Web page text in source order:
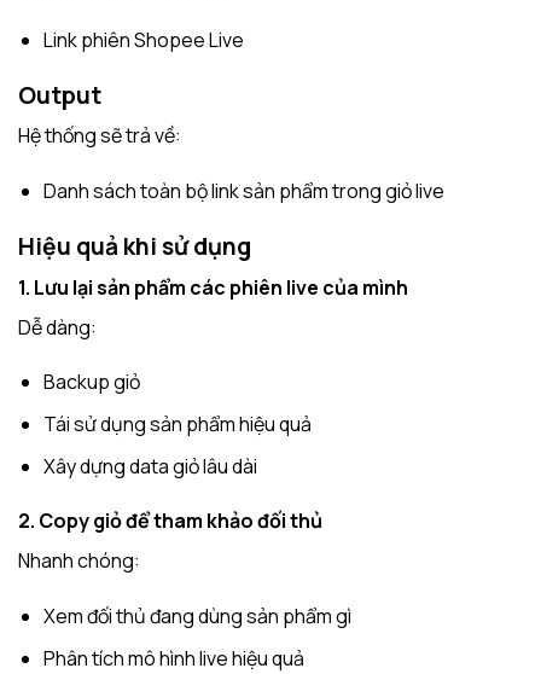
Link phiên Shopee Live
Output
Hệ thống sẽ trả về:
Danh sách toàn bộ link sản phẩm trong giỏ live
Hiệu quả khi sử dụng
1. Lưu lại sản phẩm các phiên live của mình
Dễ dàng:
Backup giỏ
Tái sử dụng sản phẩm hiệu quả
Xây dựng data giỏ lâu dài
2. Copy giỏ để tham khảo đối thủ
Nhanh chóng:
Xem đối thủ đang dùng sản phẩm gì
Phân tích mô hình live hiệu quả